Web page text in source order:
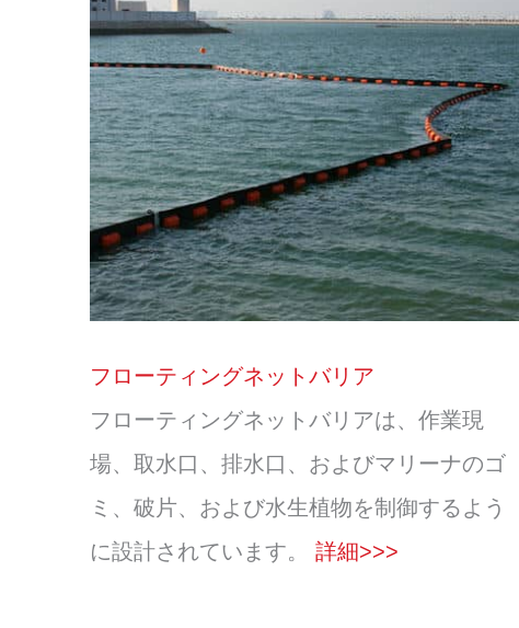
フローティングネットバリア
フローティングネットバリアは、作業現
場、取水口、排水口、およびマリーナのゴ
ミ、破片、および水生植物を制御するよう
に設計されています。 詳細>>>